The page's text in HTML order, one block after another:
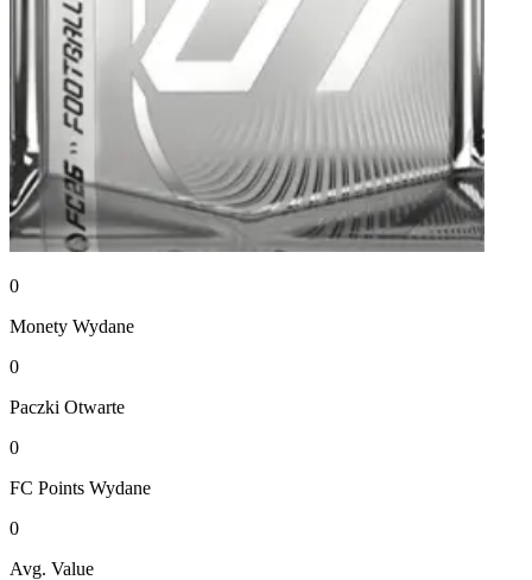
0
Monety Wydane
0
Paczki Otwarte
0
FC Points Wydane
0
Avg. Value